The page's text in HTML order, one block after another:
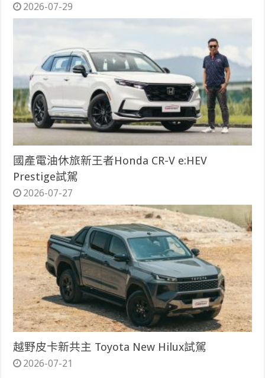
2026-07-29
國產電油休旅新王者Honda CR-V e:HEV
Prestige試駕
2026-07-27
越野皮卡新共主 Toyota New Hilux試駕
2026-07-21